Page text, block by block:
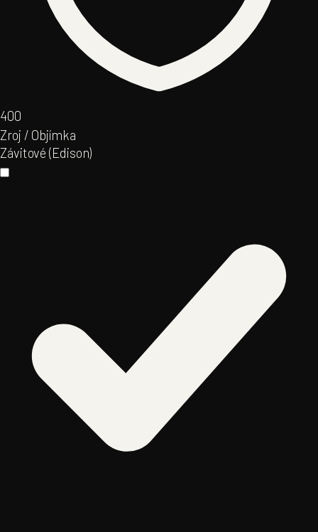
400
Zroj / Objímka
Závitové (Edison)